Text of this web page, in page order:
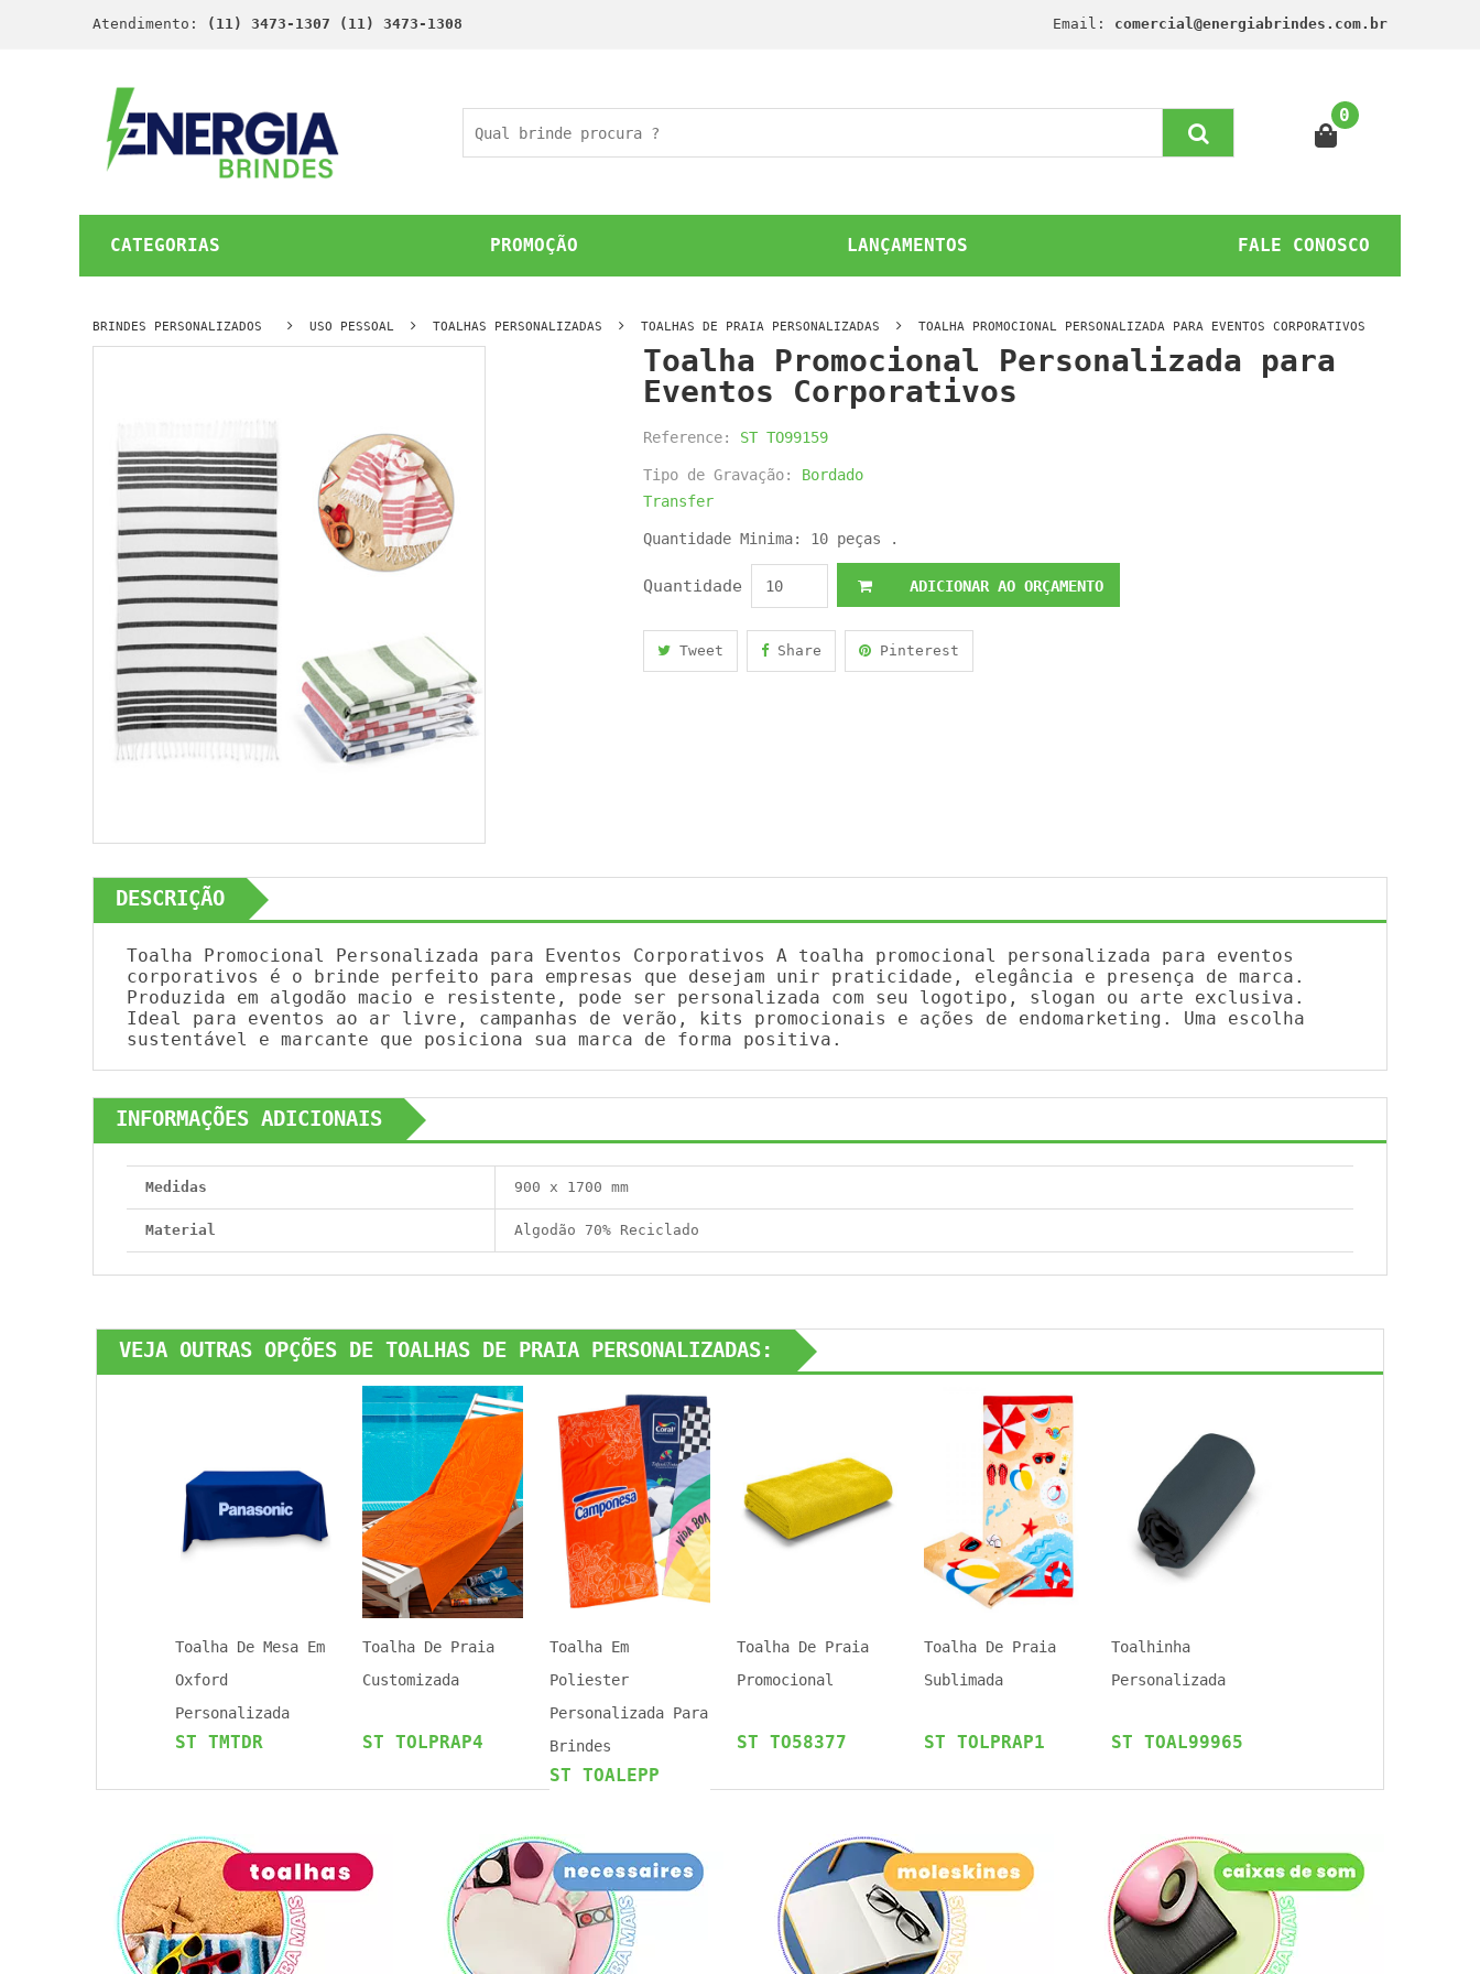
Atendimento: (11) 3473-1307 (11) 3473-1308 Email: comercial@energiabrindes.com.br
0
CATEGORIAS PROMOÇÃO LANÇAMENTOS FALE CONOSCO
BRINDES PERSONALIZADOS USO PESSOAL TOALHAS PERSONALIZADAS TOALHAS DE PRAIA PERSONALIZADAS TOALHA PROMOCIONAL PERSONALIZADA PARA EVENTOS CORPORATIVOS
Toalha Promocional Personalizada para
Eventos Corporativos
Reference: ST TO99159
Tipo de Gravação: Bordado
Transfer
Quantidade Minima: 10 peças .
Quantidade ADICIONAR AO ORÇAMENTO
Tweet Share Pinterest
DESCRIÇÃO
Toalha Promocional Personalizada para Eventos Corporativos A toalha promocional personalizada para eventos
corporativos é o brinde perfeito para empresas que desejam unir praticidade, elegância e presença de marca.
Produzida em algodão macio e resistente, pode ser personalizada com seu logotipo, slogan ou arte exclusiva.
Ideal para eventos ao ar livre, campanhas de verão, kits promocionais e ações de endomarketing. Uma escolha
sustentável e marcante que posiciona sua marca de forma positiva.
INFORMAÇÕES ADICIONAIS
Medidas 900 x 1700 mm
Material Algodão 70% Reciclado
VEJA OUTRAS OPÇÕES DE TOALHAS DE PRAIA PERSONALIZADAS:
Toalha De Mesa Em
Oxford
Personalizada
ST TMTDR
Toalha De Praia
Customizada
ST TOLPRAP4
Toalha Em
Poliester
Personalizada Para
Brindes
ST TOALEPP
Toalha De Praia
Promocional
ST TO58377
Toalha De Praia
Sublimada
ST TOLPRAP1
Toalhinha
Personalizada
ST TOAL99965